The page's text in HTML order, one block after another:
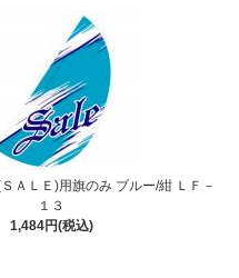
ＡＬＥ)用旗のみ ブルー/紺 ＬＦ－
１３
1,484円(税込)